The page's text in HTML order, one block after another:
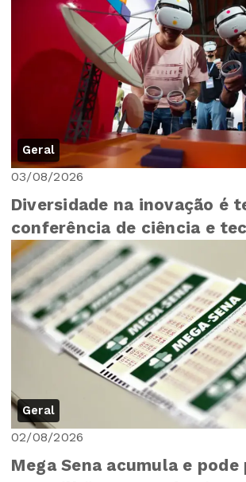
Geral
03/08/2026
Diversidade na inovação é
conferência de ciência e
Geral
02/08/2026
Mega Sena acumula e pode